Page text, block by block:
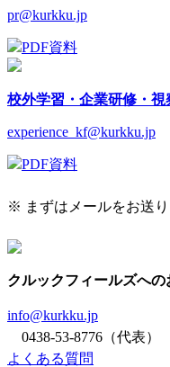
pr@kurkku.jp
PDF資料
校外学習・企業研修・視
experience_kf@kurkku.jp
PDF資料
※ まずはメールをお送り
クルックフィールズへ
info@kurkku.jp
0438-53-8776（代表）
よくある質問